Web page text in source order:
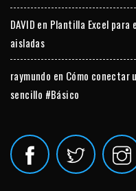
DAVID en Plantilla Excel para
aisladas
raymundo en Cómo conectar
sencillo #Básico